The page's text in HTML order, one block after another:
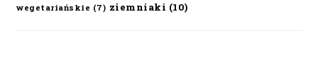
wegetariańskie (7) ziemniaki (10)